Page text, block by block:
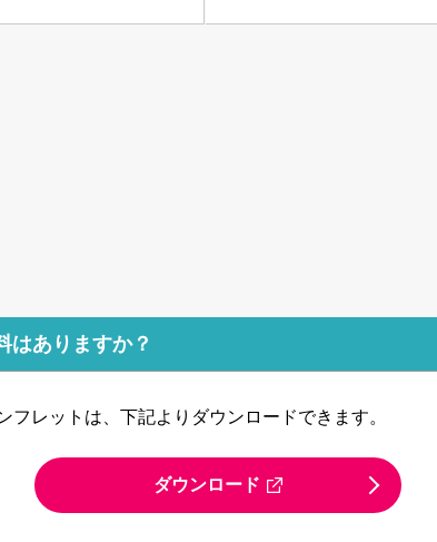
はありますか？
レットは、下記よりダウンロードできます。
ダウンロード